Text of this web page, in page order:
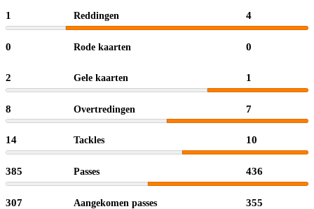
1 Reddingen 4
0 Rode kaarten 0
2 Gele kaarten 1
8 Overtredingen 7
14 Tackles 10
385 Passes 436
307 Aangekomen passes 355